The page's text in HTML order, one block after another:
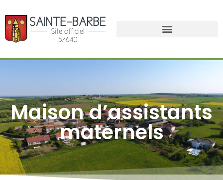
Maison d’assistants
maternels